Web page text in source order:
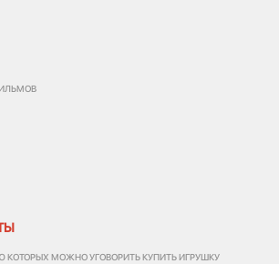
МОЖНО УГОВОРИТЬ КУПИТЬ ИГРУШКУ